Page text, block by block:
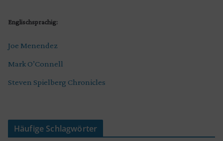
Englischsprachig:
Joe Menendez
Mark O’Connell
Steven Spielberg Chronicles
Häufige Schlagwörter